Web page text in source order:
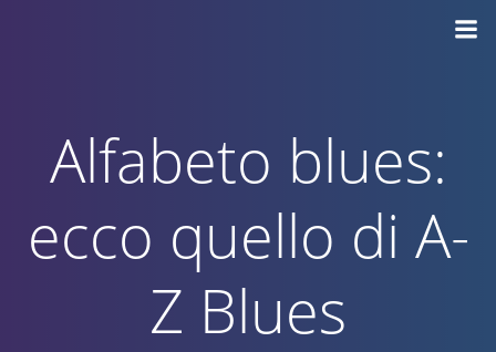
Alfabeto blues:
ecco quello di A-
Z Blues